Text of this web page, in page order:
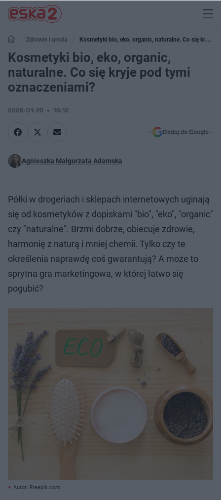
Zdrowie i uroda
Kosmetyki bio, eko, organic, naturalne. Co się kryje
pod tymi oznaczeniami?
Kosmetyki bio, eko, organic,
naturalne. Co się kryje pod tymi
oznaczeniami?
2026-01-20 16:12
Dodaj do Google
Agnieszka Małgorzata Adamska
Półki w drogeriach i sklepach internetowych uginają
się od kosmetyków z dopiskami "bio", "eko", "organic"
czy "naturalne". Brzmi dobrze, obiecuje zdrowie,
harmonię z naturą i mniej chemii. Tylko czy te
określenia naprawdę coś gwarantują? A może to
sprytna gra marketingowa, w której łatwo się
pogubić?
Autor: Freepik.com